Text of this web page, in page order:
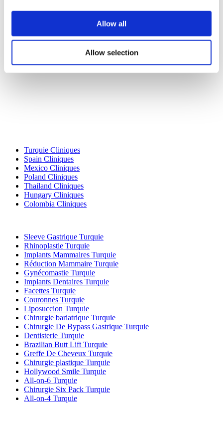
Allow all
Allow selection
Ajoutez votre clinique
Turquie Cliniques
Spain Cliniques
Mexico Cliniques
Poland Cliniques
Thailand Cliniques
Hungary Cliniques
Colombia Cliniques
Sleeve Gastrique Turquie
Rhinoplastie Turquie
Implants Mammaires Turquie
Réduction Mammaire Turquie
Gynécomastie Turquie
Implants Dentaires Turquie
Facettes Turquie
Couronnes Turquie
Liposuccion Turquie
Chirurgie bariatrique Turquie
Chirurgie De Bypass Gastrique Turquie
Dentisterie Turquie
Brazilian Butt Lift Turquie
Greffe De Cheveux Turquie
Chirurgie plastique Turquie
Hollywood Smile Turquie
All-on-6 Turquie
Chirurgie Six Pack Turquie
All-on-4 Turquie